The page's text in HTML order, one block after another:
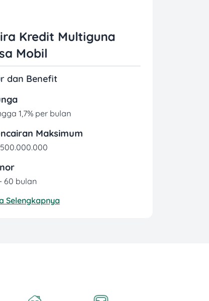
Kredit Multiguna
Mobil
dan Benefit
1,7% per bulan
Maksimum
60 bulan
Selengkapnya